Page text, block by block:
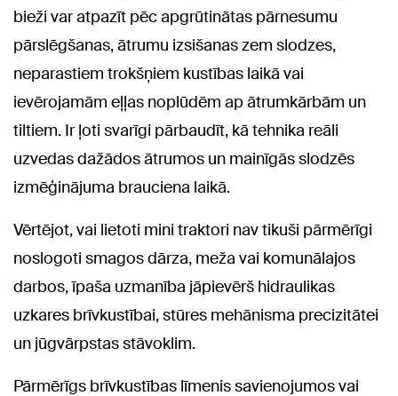
bieži var atpazīt pēc apgrūtinātas pārnesumu
pārslēgšanas, ātrumu izsišanas zem slodzes,
neparastiem trokšņiem kustības laikā vai
ievērojamām eļļas noplūdēm ap ātrumkārbām un
tiltiem. Ir ļoti svarīgi pārbaudīt, kā tehnika reāli
uzvedas dažādos ātrumos un mainīgās slodzēs
izmēģinājuma brauciena laikā.
Vērtējot, vai lietoti mini traktori nav tikuši pārmērīgi
noslogoti smagos dārza, meža vai komunālajos
darbos, īpaša uzmanība jāpievērš hidraulikas
uzkares brīvkustībai, stūres mehānisma precizitātei
un jūgvārpstas stāvoklim.
Pārmērīgs brīvkustības līmenis savienojumos vai